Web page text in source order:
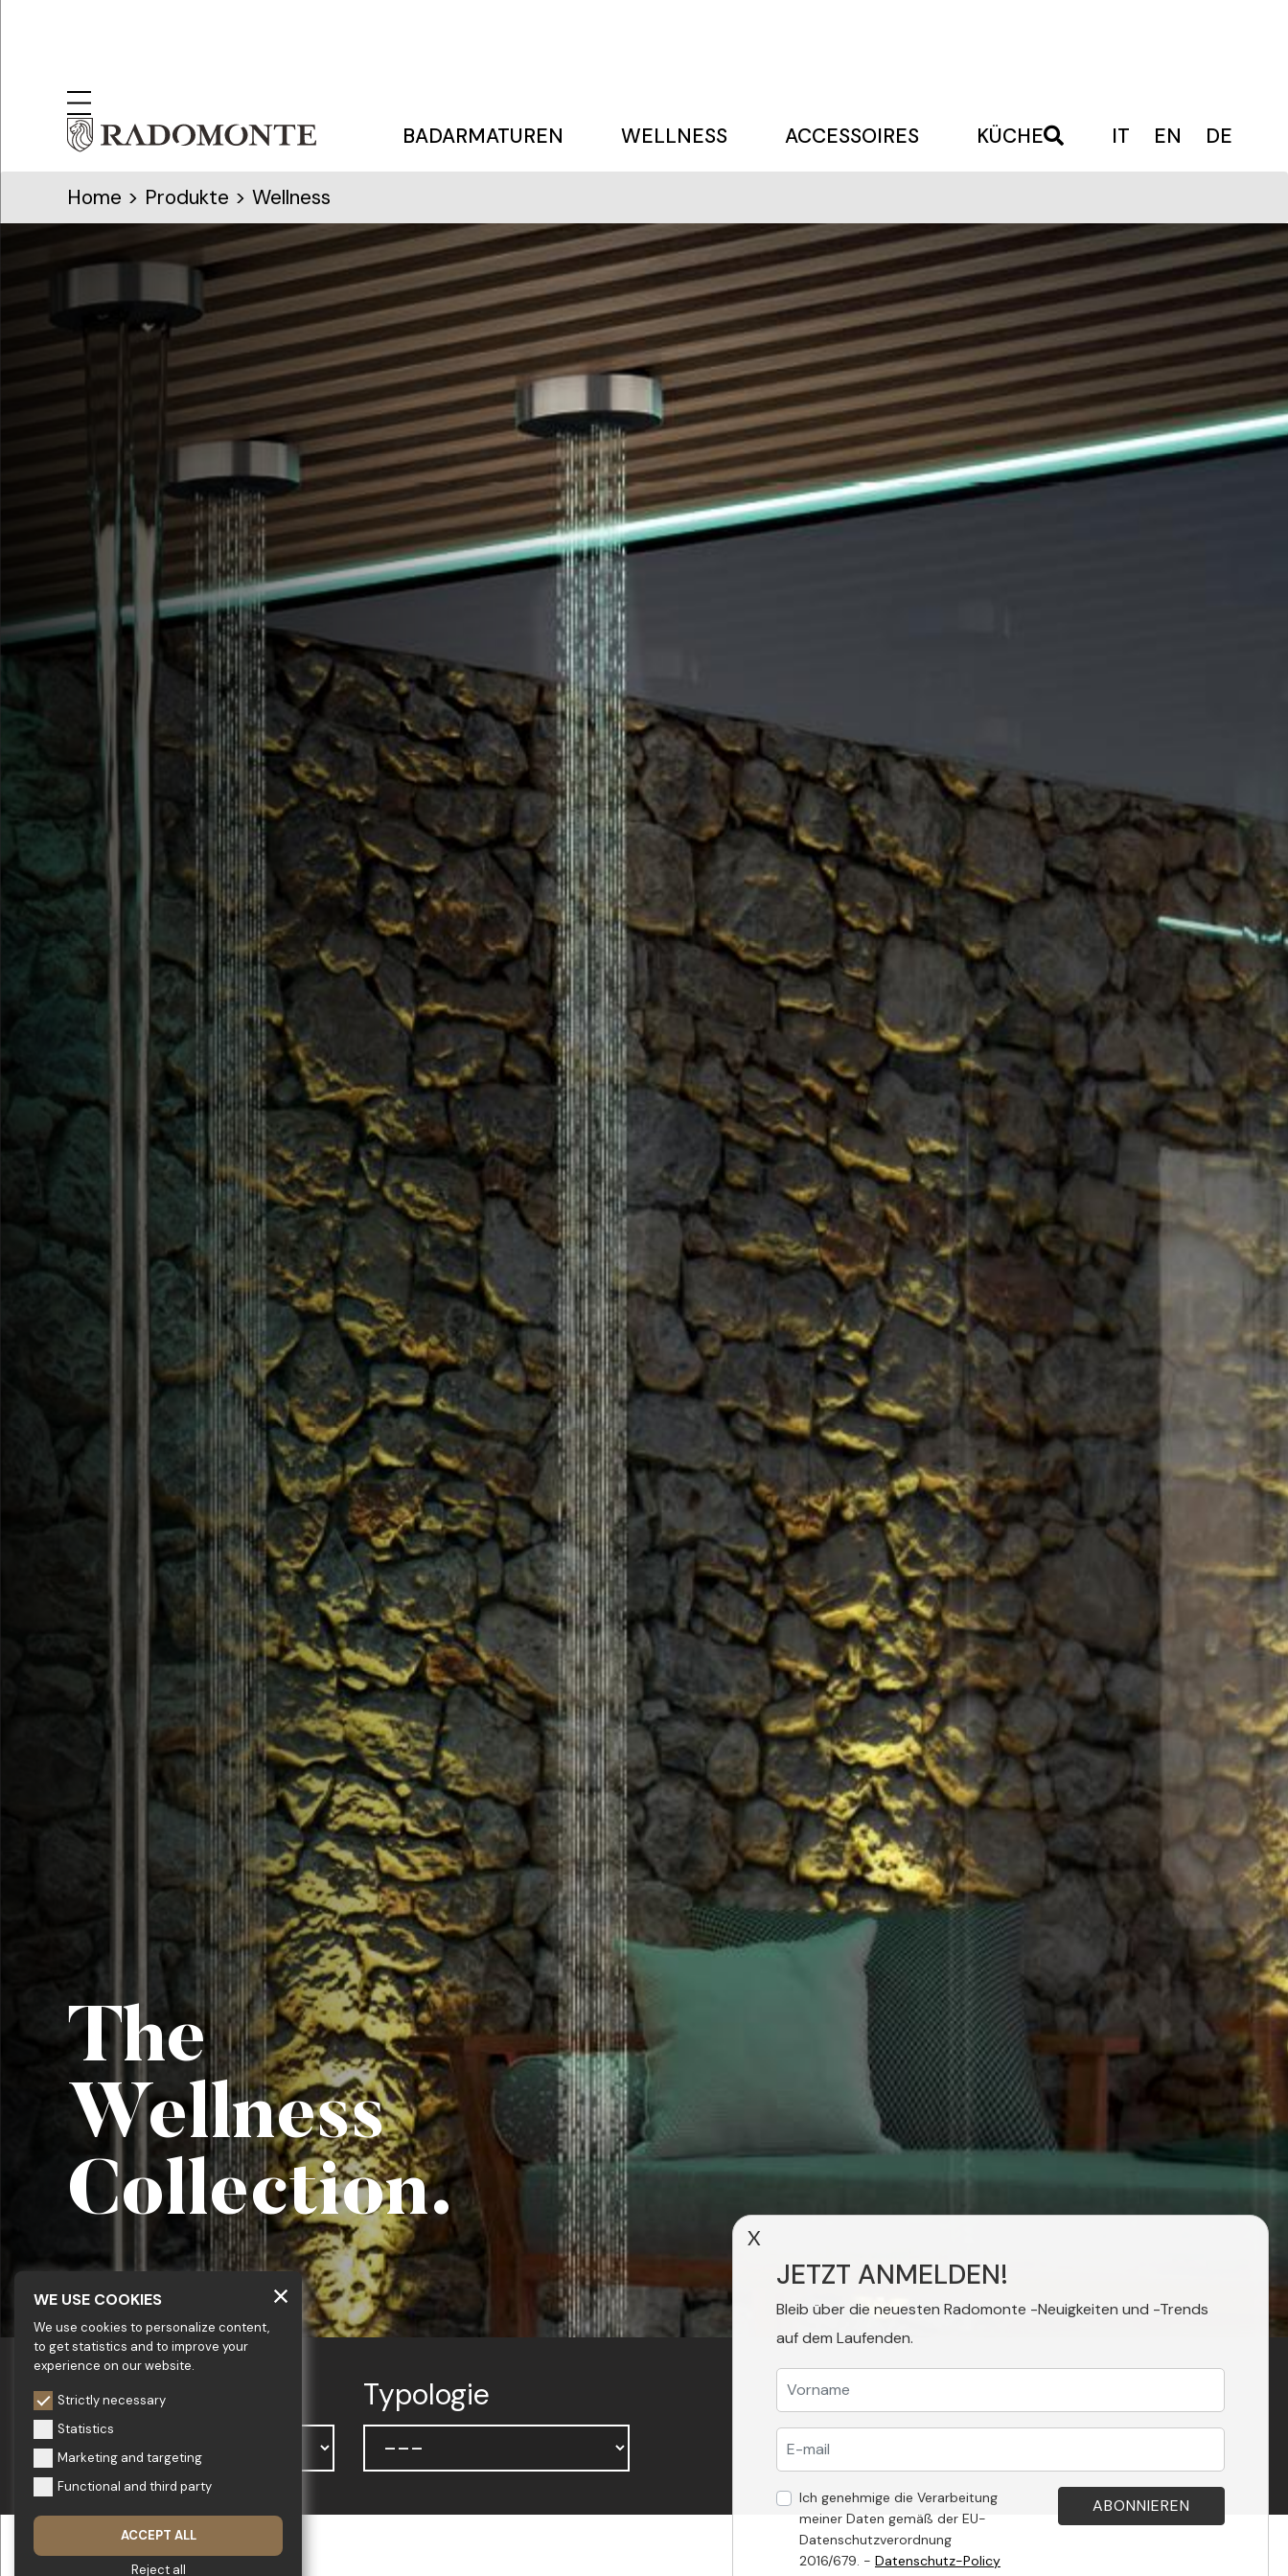
BADARMATUREN WELLNESS ACCESSOIRES KÜCHE IT EN DE
Home > Produkte > Wellness
The
Wellness
Collection.
Kategorie Typologie
X
JETZT ANMELDEN!
Bleib über die neuesten Radomonte -Neuigkeiten und -Trends
auf dem Laufenden.
Ich genehmige die Verarbeitung
meiner Daten gemäß der EU-
Datenschutzverordnung
2016/679. - Datenschutz-Policy
WE USE COOKIES
We use cookies to personalize content,
to get statistics and to improve your
experience on our website.
Strictly necessary
Statistics
Marketing and targeting
Functional and third party
ACCEPT ALL
Reject all